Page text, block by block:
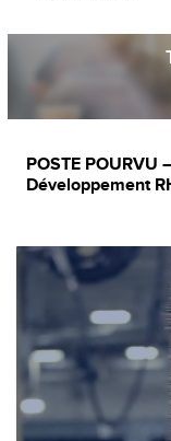
POSTE POURVU
Développement